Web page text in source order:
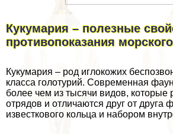
Кукумария – полезные
противопоказания
Кукумария – род иглокожих
класса голотурий. Современная
более чем из тысячи видов, которые
отрядов и отличаются друг от друга
известкового кольца и набором